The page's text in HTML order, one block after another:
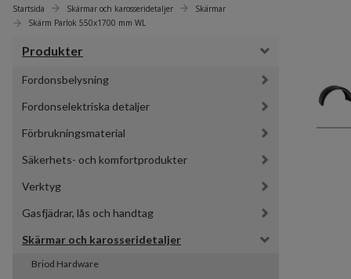
Startsida Skärmar och karosseridetaljer
Skärmar
Skärm Parlok 550x1700 mm WL
Produkter
Fordonsbelysning
Fordonselektriska detaljer
Förbrukningsmaterial
Säkerhets- och komfortprodukter
Verktyg
Gasfjädrar, lås och handtag
Skärmar och karosseridetaljer
Briod Hardware